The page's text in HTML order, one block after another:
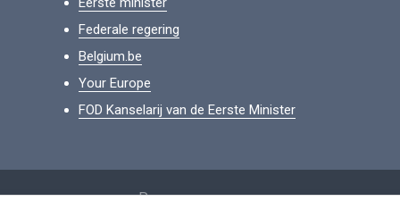
Federale regering
Belgium.be
Your Europe
FOD Kanselarij van de Eerste Minister